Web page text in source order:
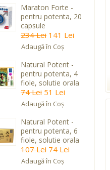
Maraton Forte -
pentru potenta, 20
capsule
234 Lei 141 Lei
Adaugă în Coş
Natural Potent -
pentru potenta, 4
fiole, solutie orala
74 Lei 51 Lei
Adaugă în Coş
Natural Potent -
pentru potenta, 6
fiole, solutie orala
107 Lei 74 Lei
Adaugă în Coş